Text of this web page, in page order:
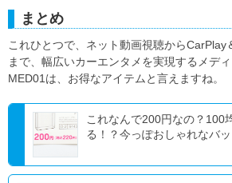
まとめ
これひとつで、ネット動画視聴から
まで、幅広いカーエンタメを実現するメデ
MED01は、お得なアイテムと言えますね。
これなんで200円なの？100
る！？今っぽおしゃれなバ